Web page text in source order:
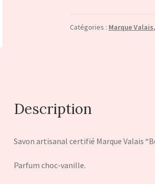
"Bella
Catégories : Marque Valais,
Description
Savon artisanal certifié Marque Valais
Parfum choc-vanille.